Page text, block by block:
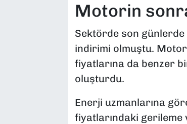
Motorin
Sektörde son
indirimi olmuştu.
fiyatlarına da benzer
oluşturdu.
Enerji uzmanlarına
fiyatlarındaki gerileme